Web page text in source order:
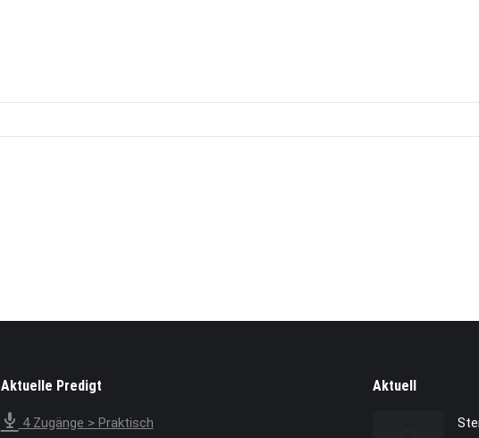
Aktuelle Predigt
4 Zugänge > Praktisch
Aktuell